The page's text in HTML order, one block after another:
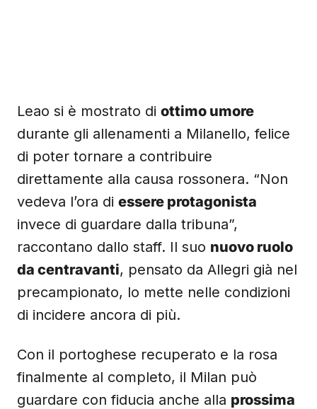
Leao si è mostrato di ottimo umore
durante gli allenamenti a Milanello, felice
di poter tornare a contribuire
direttamente alla causa rossonera. “Non
vedeva l’ora di essere protagonista
invece di guardare dalla tribuna”,
raccontano dallo staff. Il suo nuovo ruolo
da centravanti, pensato da Allegri già nel
precampionato, lo mette nelle condizioni
di incidere ancora di più.
Con il portoghese recuperato e la rosa
finalmente al completo, il Milan può
guardare con fiducia anche alla prossima